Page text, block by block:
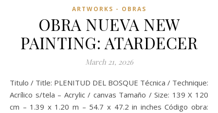
ARTWORKS - OBRAS
OBRA NUEVA NEW
PAINTING: ATARDECER
March 21, 2026
Titulo / Title: PLENITUD DEL BOSQUE Técnica / Technique:
Acrílico s/tela – Acrylic / canvas Tamaño / Size: 139 X 120
cm – 1.39 x 1.20 m – 54.7 x 47.2 in inches Código obra: